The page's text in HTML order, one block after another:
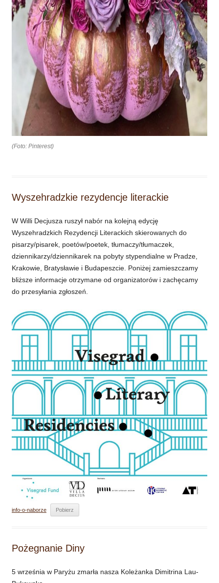
(Foto: Pinterest)
Wyszehradzkie rezydencje literackie
W Willi Decjusza ruszył nabór na kolejną edycję
Wyszehradzkich Rezydencji Literackich skierowanych do
pisarzy/pisarek, poetów/poetek, tłumaczy/tłumaczek,
dziennikarzy/dziennikarek na pobyty stypendialne w Pradze,
Krakowie, Bratysławie i Budapeszcie. Poniżej zamieszczamy
bliższe informacje otrzymane od organizatorów i zachęcamy
do przesyłania zgłoszeń.
info-o-naborze Pobierz
Pożegnanie Diny
5 września w Paryżu zmarła nasza Koleżanka Dimitrina Lau-